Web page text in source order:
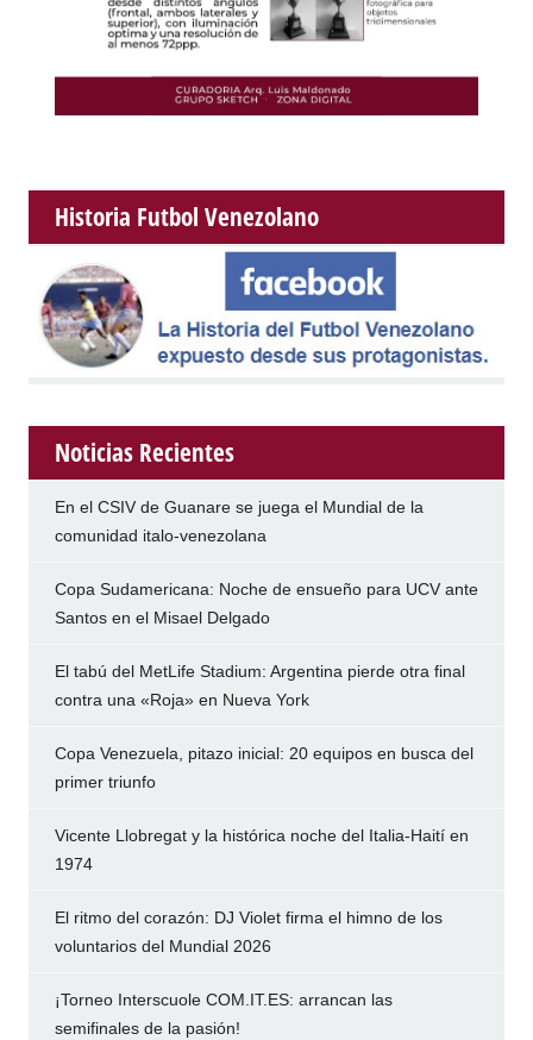
Historia Futbol Venezolano
Noticias Recientes
En el CSIV de Guanare se juega el Mundial de la
comunidad italo-venezolana
Copa Sudamericana: Noche de ensueño para UCV ante
Santos en el Misael Delgado
El tabú del MetLife Stadium: Argentina pierde otra final
contra una «Roja» en Nueva York
Copa Venezuela, pitazo inicial: 20 equipos en busca del
primer triunfo
Vicente Llobregat y la histórica noche del Italia-Haití en
1974
El ritmo del corazón: DJ Violet firma el himno de los
voluntarios del Mundial 2026
¡Torneo Interscuole COM.IT.ES: arrancan las
semifinales de la pasión!